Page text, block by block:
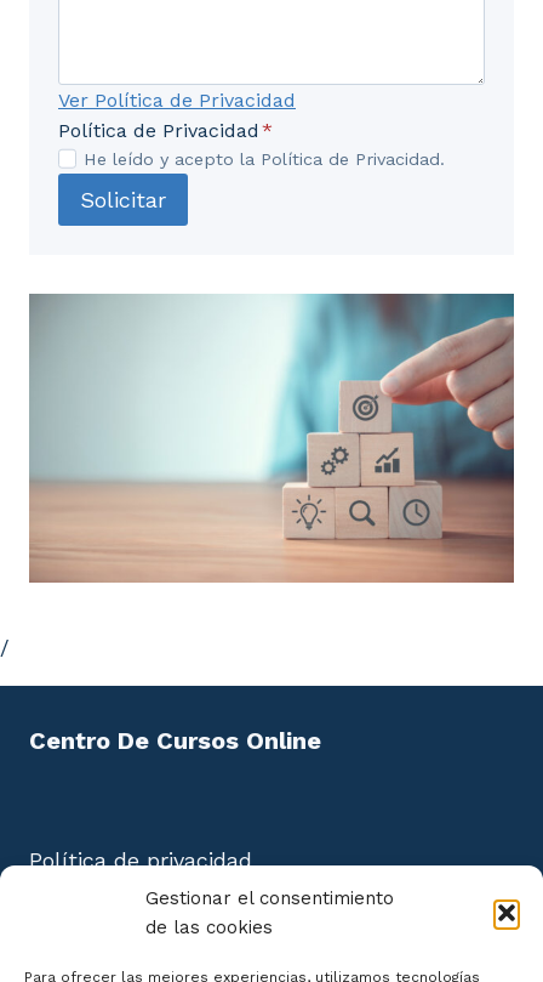
Gestionar el consentimiento
de las cookies
Para ofrecer las mejores experiencias, utilizamos tecnologías
Ver Política de Privacidad
Política de Privacidad *
He leído y acepto la Política de Privacidad.
Solicitar
/
Centro De Cursos Online
Política de privacidad
Aviso Legal
Política de cookies